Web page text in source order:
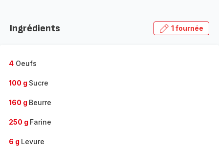
gamme
Ingrédients 1 fournée
4 Oeufs
100 g Sucre
160 g Beurre
250 g Farine
6 g Levure